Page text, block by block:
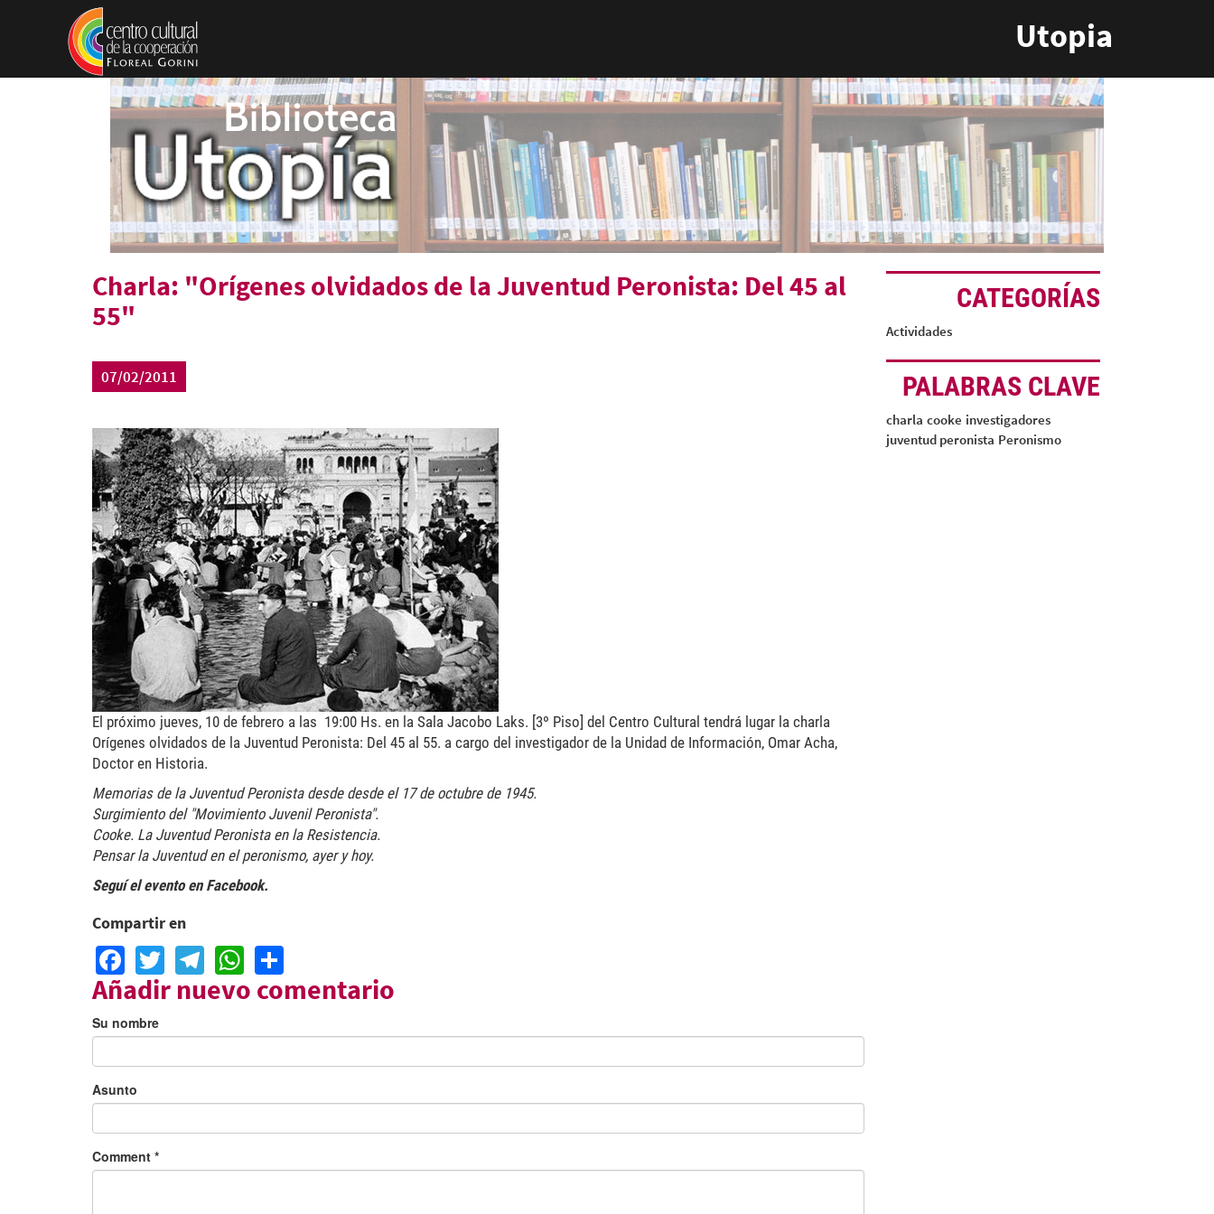
Pasar al contenido principal
Utopia
Charla: "Orígenes olvidados de la Juventud Peronista: Del 45 al
55"
07/02/2011
17-octubre-1945.jpg
El próximo jueves, 10 de febrero a las 19:00 Hs. en la Sala Jacobo Laks. [3º Piso] del Centro Cultural tendrá lugar la charla
Orígenes olvidados de la Juventud Peronista: Del 45 al 55. a cargo del investigador de la Unidad de Información, Omar Acha,
Doctor en Historia.
Memorias de la Juventud Peronista desde desde el 17 de octubre de 1945.
Surgimiento del "Movimiento Juvenil Peronista".
Cooke. La Juventud Peronista en la Resistencia.
Pensar la Juventud en el peronismo, ayer y hoy.
Seguí el evento en Facebook.
Compartir en
Facebook
TwitterTelegram
WhatsApp
Añadir nuevo comentario
Su nombre
Asunto
Comment *
CATEGORÍAS
Actividades
PALABRAS CLAVE
charla cooke investigadores
juventud peronista Peronismo